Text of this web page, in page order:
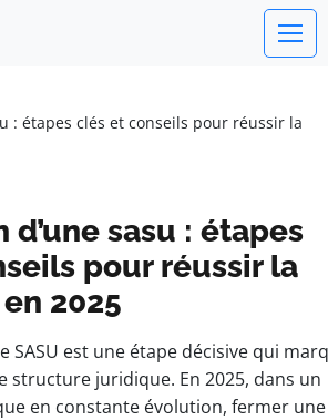
: étapes clés et conseils pour réussir la
sasu : étapes
pour réussir la
2025
SASU est une étape décisive qui
structure juridique. En 2025, dans un
en constante évolution, fermer une